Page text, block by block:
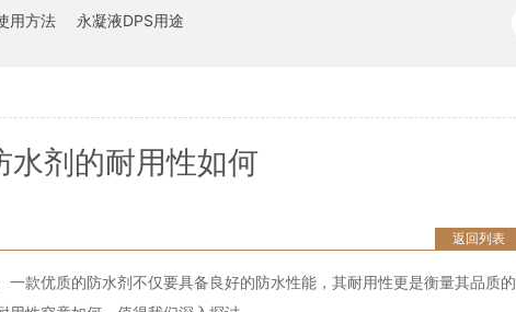
用方法 永凝液DPS用途
水剂的耐用性如何
返回列表
款优质的防水剂不仅要具备良好的防水性能，其耐用性更是衡量其品质的